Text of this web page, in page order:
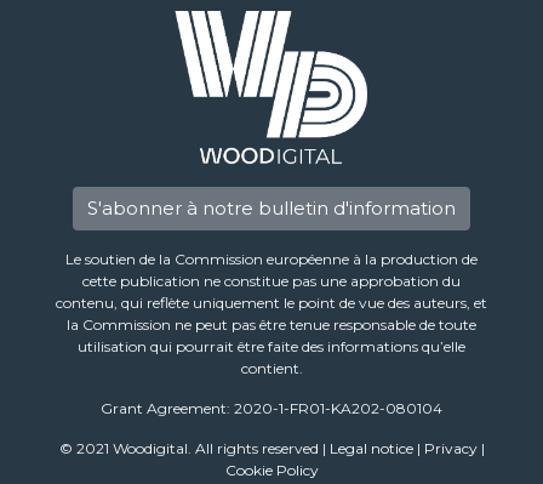
S'abonner à notre bulletin d'information
Le soutien de la Commission européenne à la production de
cette publication ne constitue pas une approbation du
contenu, qui reflète uniquement le point de vue des auteurs, et
la Commission ne peut pas être tenue responsable de toute
utilisation qui pourrait être faite des informations qu’elle
contient.
Grant Agreement: 2020-1-FR01-KA202-080104
© 2021 Woodigital. All rights reserved | Legal notice| Privacy|
Cookie Policy